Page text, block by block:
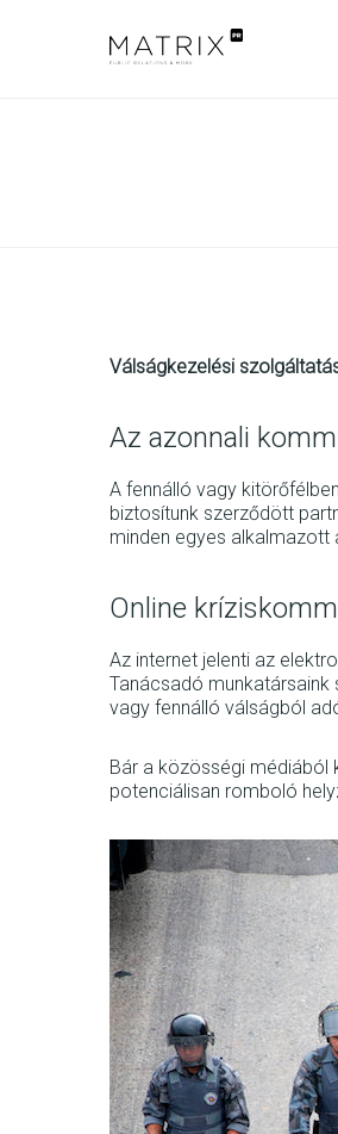
Válságkezelési
Az azonnali
A fennálló vagy
biztosítunk szerződött
minden egyes alkalmazott
Online
Az internet jelenti az
Tanácsadó
vagy fennálló válságból
Bár a közösségi médiából
potenciálisan romboló